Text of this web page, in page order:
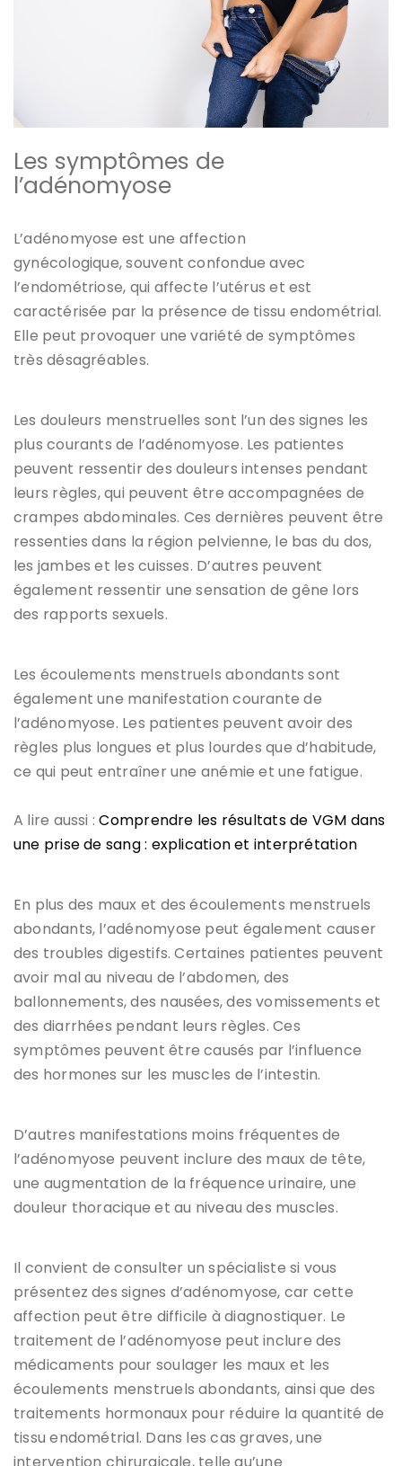
Les symptômes de
l’adénomyose
L’adénomyose est une affection
gynécologique, souvent confondue avec
l’endométriose, qui affecte l’utérus et est
caractérisée par la présence de tissu endométrial.
Elle peut provoquer une variété de symptômes
très désagréables.
Les douleurs menstruelles sont l’un des signes les
plus courants de l’adénomyose. Les patientes
peuvent ressentir des douleurs intenses pendant
leurs règles, qui peuvent être accompagnées de
crampes abdominales. Ces dernières peuvent être
ressenties dans la région pelvienne, le bas du dos,
les jambes et les cuisses. D’autres peuvent
également ressentir une sensation de gêne lors
des rapports sexuels.
Les écoulements menstruels abondants sont
également une manifestation courante de
l’adénomyose. Les patientes peuvent avoir des
règles plus longues et plus lourdes que d’habitude,
ce qui peut entraîner une anémie et une fatigue.
A lire aussi :Comprendre les résultats de VGM dans
une prise de sang : explication et interprétation
En plus des maux et des écoulements menstruels
abondants, l’adénomyose peut également causer
des troubles digestifs. Certaines patientes peuvent
avoir mal au niveau de l’abdomen, des
ballonnements, des nausées, des vomissements et
des diarrhées pendant leurs règles. Ces
symptômes peuvent être causés par l’influence
des hormones sur les muscles de l’intestin.
D’autres manifestations moins fréquentes de
l’adénomyose peuvent inclure des maux de tête,
une augmentation de la fréquence urinaire, une
douleur thoracique et au niveau des muscles.
Il convient de consulter un spécialiste si vous
présentez des signes d’adénomyose, car cette
affection peut être difficile à diagnostiquer. Le
traitement de l’adénomyose peut inclure des
médicaments pour soulager les maux et les
écoulements menstruels abondants, ainsi que des
traitements hormonaux pour réduire la quantité de
tissu endométrial. Dans les cas graves, une